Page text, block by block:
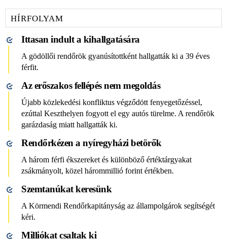
HÍRFOLYAM
Ittasan indult a kihallgatására
A gödöllői rendőrök gyanúsítottként hallgatták ki a 39 éves
férfit.
Az erőszakos fellépés nem megoldás
Újabb közlekedési konfliktus végződött fenyegetőzéssel,
ezúttal Keszthelyen fogyott el egy autós türelme. A rendőrök
garázdaság miatt hallgatták ki.
Rendőrkézen a nyíregyházi betörők
A három férfi ékszereket és különböző értéktárgyakat
zsákmányolt, közel hárommillió forint értékben.
Szemtanúkat keresünk
A Körmendi Rendőrkapitányság az állampolgárok segítségét
kéri.
Milliókat csaltak ki